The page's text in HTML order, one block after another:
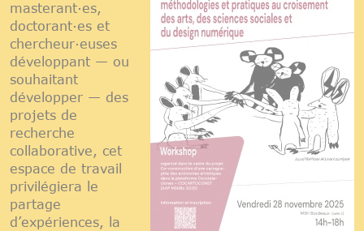
masterant·es,
doctorant·es et
chercheur·euses
développant — ou
souhaitant
développer — des
projets de
recherche
collaborative, cet
espace de travail
privilégiera le
partage
d’expériences, la